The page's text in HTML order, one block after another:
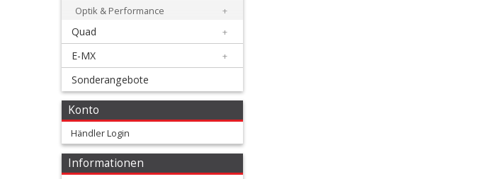
Plastik
Reifen
Räder
Optik & Performance
+
Quad +
E-MX +
Sonderangebote
Konto
Händler Login
Informationen